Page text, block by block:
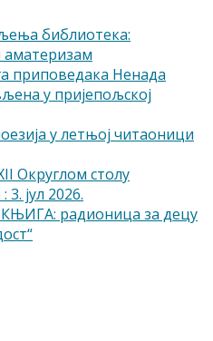
библиотека:
аматеризам
приповедака Ненада
у пријепољској
у летњој читаоници
Округлом столу
јул 2026.
радионица за децу